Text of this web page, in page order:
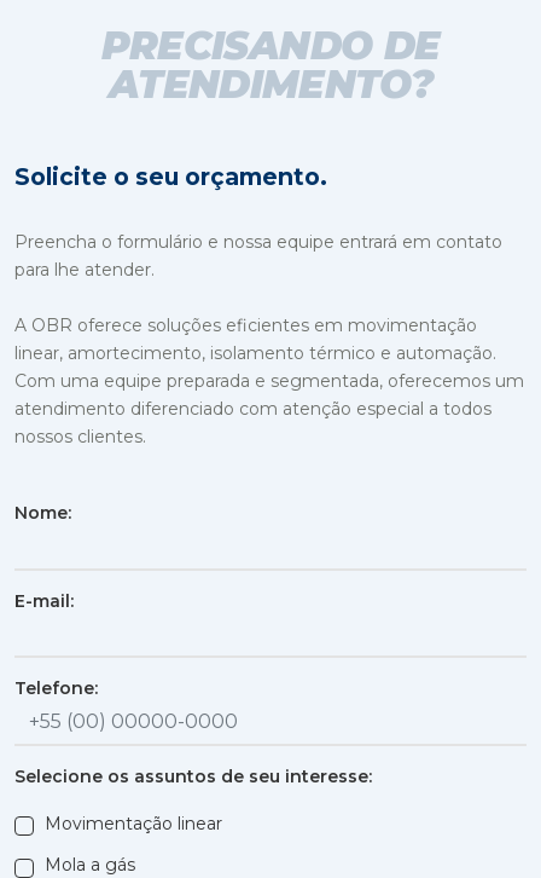
PRECISANDO DE
ATENDIMENTO?
Solicite o seu orçamento.
Preencha o formulário e nossa equipe entrará em contato
para lhe atender.
A OBR oferece soluções eficientes em movimentação
linear, amortecimento, isolamento térmico e automação.
Com uma equipe preparada e segmentada, oferecemos um
atendimento diferenciado com atenção especial a todos
nossos clientes.
Nome:
E-mail:
Telefone:
Selecione os assuntos de seu interesse:
Movimentação linear
Mola a gás